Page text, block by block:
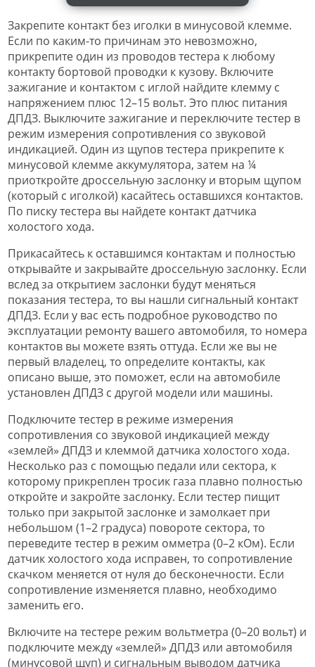
Закрепите контакт без иголки в минусовой клемме.
Если по каким-то причинам это невозможно,
прикрепите один из проводов тестера к любому
контакту бортовой проводки к кузову. Включите
зажигание и контактом с иглой найдите клемму с
напряжением плюс 12–15 вольт. Это плюс питания
ДПДЗ. Выключите зажигание и переключите тестер в
режим измерения сопротивления со звуковой
индикацией. Один из щупов тестера прикрепите к
минусовой клемме аккумулятора, затем на ¼
приоткройте дроссельную заслонку и вторым щупом
(который с иголкой) касайтесь оставшихся контактов.
По писку тестера вы найдете контакт датчика
холостого хода.
Прикасайтесь к оставшимся контактам и полностью
открывайте и закрывайте дроссельную заслонку. Если
вслед за открытием заслонки будут меняться
показания тестера, то вы нашли сигнальный контакт
ДПДЗ. Если у вас есть подробное руководство по
эксплуатации ремонту вашего автомобиля, то номера
контактов вы можете взять оттуда. Если же вы не
первый владелец, то определите контакты, как
описано выше, это поможет, если на автомобиле
установлен ДПДЗ с другой модели или машины.
Подключите тестер в режиме измерения
сопротивления со звуковой индикацией между
«землей» ДПДЗ и клеммой датчика холостого хода.
Несколько раз с помощью педали или сектора, к
которому прикреплен тросик газа плавно полностью
откройте и закройте заслонку. Если тестер пищит
только при закрытой заслонке и замолкает при
небольшом (1–2 градуса) повороте сектора, то
переведите тестер в режим омметра (0–2 кОм). Если
датчик холостого хода исправен, то сопротивление
скачком меняется от нуля до бесконечности. Если
сопротивление изменяется плавно, необходимо
заменить его.
Включите на тестере режим вольтметра (0–20 вольт) и
подключите между «землей» ДПДЗ или автомобиля
(минусовой щуп) и сигнальным выводом датчика